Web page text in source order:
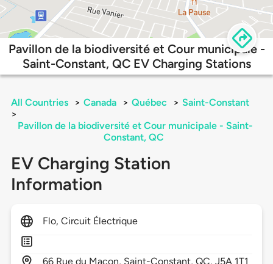
Pavillon de la biodiversité et Cour municipale -
Saint-Constant, QC EV Charging Stations
All Countries > Canada > Québec > Saint-Constant
>
Pavillon de la biodiversité et Cour municipale - Saint-
Constant, QC
EV Charging Station
Information
Flo, Circuit Électrique
66 Rue du Maçon, Saint-Constant,QC,J5A 1T1